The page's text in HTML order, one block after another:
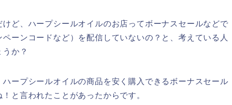
ど、ハープシールオイルのお店ってボーナスセールなどで
ーンコードなど）を配信していないの？と、考えている人
か？
ープシールオイルの商品を安く購入できるボーナスセール
と言われたことがあったからです。